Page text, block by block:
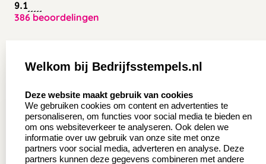
9.1
386 beoordelingen
Aanvraag op maat
Wederverkoper
worden
Sale
Betaling & Verzending
Contact opnemen
Veel gestelde vragen
Retourneren
Herroepingsrecht
Welkom bij Bedrijfsstempels.nl
Deze website maakt gebruik van cookies
We gebruiken cookies om content en advertenties te
personaliseren, om functies voor social media te bieden en
om ons websiteverkeer te analyseren. Ook delen we
informatie over uw gebruik van onze site met onze
partners voor social media, adverteren en analyse. Deze
partners kunnen deze gegevens combineren met andere